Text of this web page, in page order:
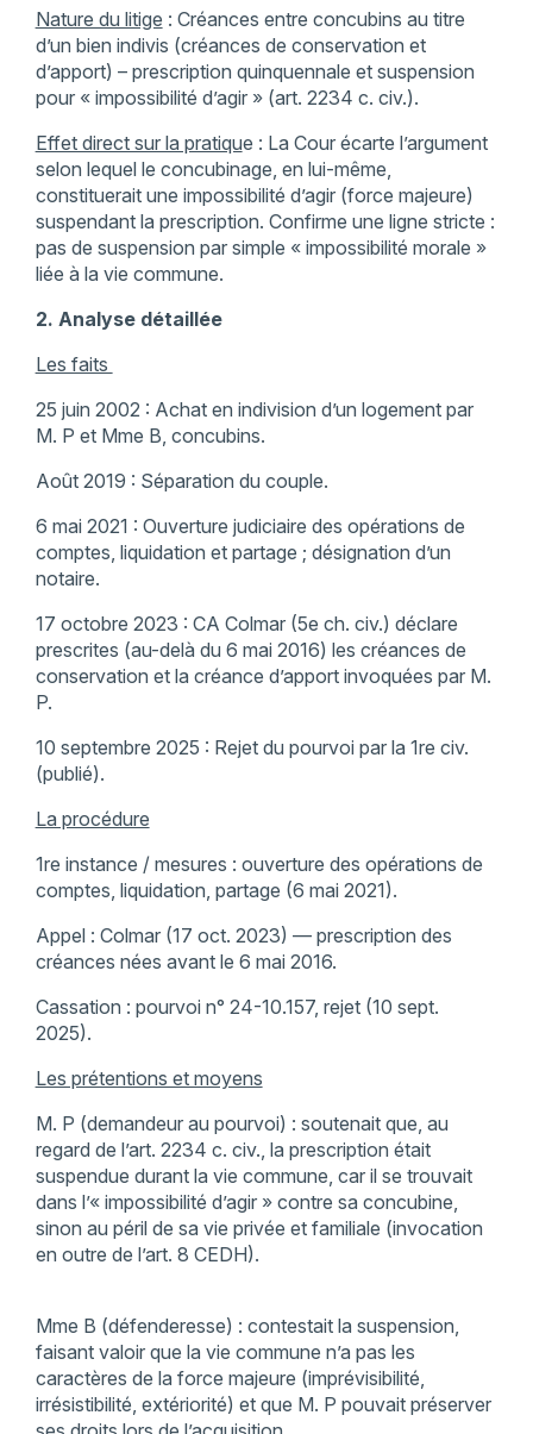
Nature du litige : Créances entre concubins au titre
d’un bien indivis (créances de conservation et
d’apport) – prescription quinquennale et suspension
pour « impossibilité d’agir » (art. 2234 c. civ.).
Effet direct sur la pratique : La Cour écarte l’argument
selon lequel le concubinage, en lui-même,
constituerait une impossibilité d’agir (force majeure)
suspendant la prescription. Confirme une ligne stricte :
pas de suspension par simple « impossibilité morale »
liée à la vie commune.
2. Analyse détaillée
Les faits
25 juin 2002 : Achat en indivision d’un logement par
M. P et Mme B, concubins.
Août 2019 : Séparation du couple.
6 mai 2021 : Ouverture judiciaire des opérations de
comptes, liquidation et partage ; désignation d’un
notaire.
17 octobre 2023 : CA Colmar (5e ch. civ.) déclare
prescrites (au-delà du 6 mai 2016) les créances de
conservation et la créance d’apport invoquées par M.
P.
10 septembre 2025 : Rejet du pourvoi par la 1re civ.
(publié).
La procédure
1re instance / mesures : ouverture des opérations de
comptes, liquidation, partage (6 mai 2021).
Appel : Colmar (17 oct. 2023) — prescription des
créances nées avant le 6 mai 2016.
Cassation : pourvoi n° 24-10.157, rejet (10 sept.
2025).
Les prétentions et moyens
M. P (demandeur au pourvoi) : soutenait que, au
regard de l’art. 2234 c. civ., la prescription était
suspendue durant la vie commune, car il se trouvait
dans l’« impossibilité d’agir » contre sa concubine,
sinon au péril de sa vie privée et familiale (invocation
en outre de l’art. 8 CEDH).
Mme B (défenderesse) : contestait la suspension,
faisant valoir que la vie commune n’a pas les
caractères de la force majeure (imprévisibilité,
irrésistibilité, extériorité) et que M. P pouvait préserver